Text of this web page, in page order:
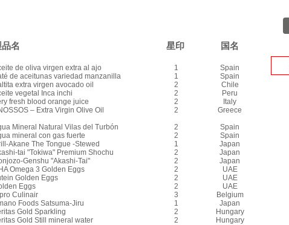
名 星印 国名
de oliva virgen extra al ajo 1
Spain
de aceitunas variedad manzanilla 1
Spain
extra virgen avocado oil 2
Chile
vegetal Inca inchi 2
Peru
fresh blood orange juice 2
Italy
– Extra Virgin Olive Oil 2
Greece
Mineral Natural Vilas del Turbón 2
Spain
mineral con gas fuerte 2
Spain
Akane The Tongue -Stewed 1
Japan
tai "Tokiwa" Premium Shochu 2
Japan
Genshu "Akashi-Tai" 2
Japan
Omega 3 Golden Eggs 2
UAE
Golden Eggs 2
UAE
Eggs 2
UAE
Culinair 3
Belgium
Foods Satsuma-Jiru 1
Japan
Gold Sparkling 2
Hungary
Gold Still mineral water 2
Hungary